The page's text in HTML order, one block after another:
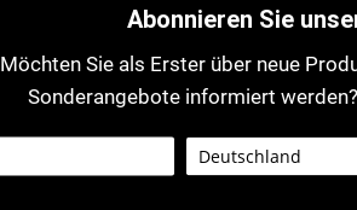
Abonnieren Sie
Möchten Sie als Erster über neue
Sonderangebote informiert